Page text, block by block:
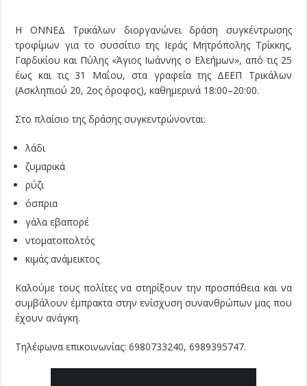
Η ΟΝΝΕΔ Τρικάλων διοργανώνει δράση συγκέντρωσης
τροφίμων για το συσσίτιο της Ιεράς Μητρόπολης Τρίκκης,
Γαρδικίου και Πύλης «Άγιος Ιωάννης ο Ελεήμων», από τις 25
έως και τις 31 Μαΐου, στα γραφεία της ΔΕΕΠ Τρικάλων
(Ασκληπιού 20, 2ος όροφος), καθημερινά 18:00–20:00.
Στο πλαίσιο της δράσης συγκεντρώνονται:
λάδι
ζυμαρικά
ρύζι
όσπρια
γάλα εβαπορέ
ντοματοπολτός
κιμάς ανάμεικτος
Καλούμε τους πολίτες να στηρίξουν την προσπάθεια και να
συμβάλουν έμπρακτα στην ενίσχυση συνανθρώπων μας που
έχουν ανάγκη.
Τηλέφωνα επικοινωνίας: 6980733240, 6989395747.